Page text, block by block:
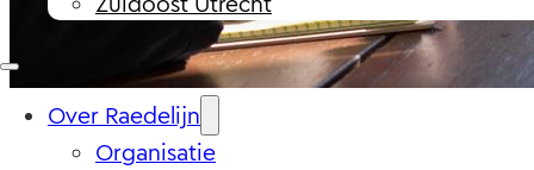
Over Raedelijn
Organisatie